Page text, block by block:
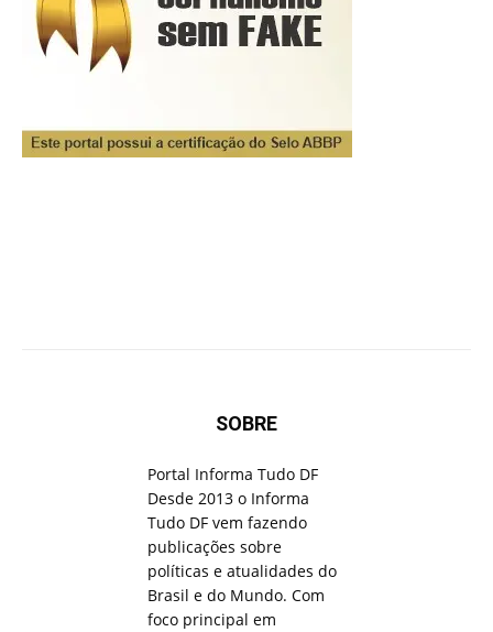
SOBRE
Portal Informa Tudo DF
Desde 2013 o Informa
Tudo DF vem fazendo
publicações sobre
políticas e atualidades do
Brasil e do Mundo. Com
foco principal em